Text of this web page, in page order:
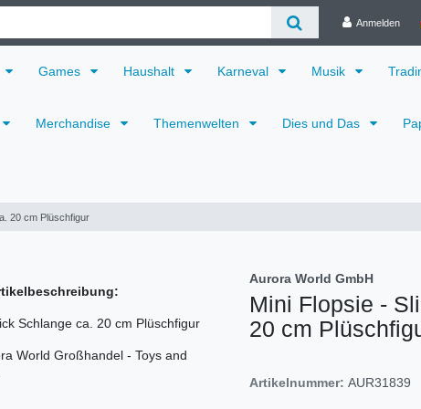
Anmelden
Games Haushalt Karneval Musik
Merchandise Themenwelten Dies und Das
20 cm Plüschfigur
Schlange ca. 20 cm Plüschfigur
World Großhandel - Toys and
Aurora World GmbH
Mini Flopsie -
20 cm
Artikelnummer: AUR31839